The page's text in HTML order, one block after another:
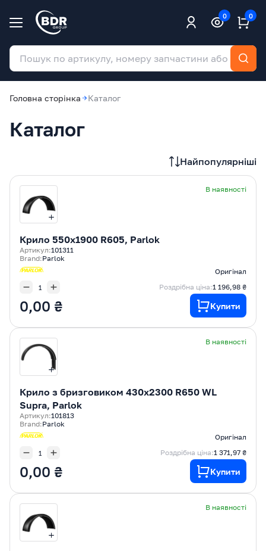
0 0
Головна сторінка Каталог
Каталог
Найпопулярніші
В наявності
Крилo 550x1900 R605, Parlok
Артикул:101311
Brand:Parlok
Оригінал
Роздрібна ціна:1 196,98 ₴
0,00 ₴ Купити
В наявності
Крилo з бризговиком 430x2300 R650 WL
Supra, Parlok
Артикул:101813
Brand:Parlok
Оригінал
Роздрібна ціна:1 371,97 ₴
0,00 ₴ Купити
В наявності